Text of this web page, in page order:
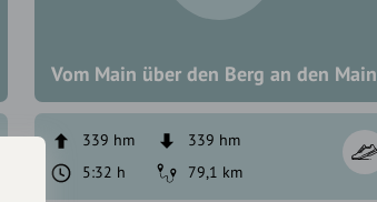
Vom Main über den Berg an den Main
339 hm
339 hm
5:32 h
79,1 km